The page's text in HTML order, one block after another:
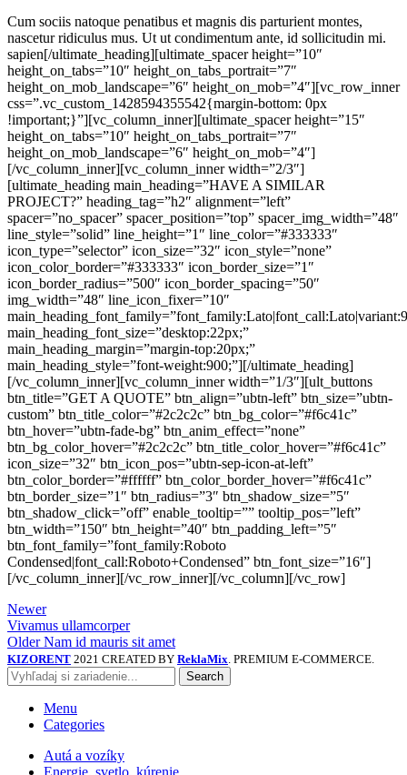
Cum sociis natoque penatibus et magnis dis parturient montes,
nascetur ridiculus mus. Ut ut condimentum ante, id sollicitudin mi.
sapien[/ultimate_heading][ultimate_spacer height=”10″
height_on_tabs=”10″ height_on_tabs_portrait=”7″
height_on_mob_landscape=”6″ height_on_mob=”4″][vc_row_inner
css=”.vc_custom_1428594355542{margin-bottom: 0px
!important;}”][vc_column_inner][ultimate_spacer height=”15″
height_on_tabs=”10″ height_on_tabs_portrait=”7″
height_on_mob_landscape=”6″ height_on_mob=”4″]
[/vc_column_inner][vc_column_inner width=”2/3″]
[ultimate_heading main_heading=”HAVE A SIMILAR
PROJECT?” heading_tag=”h2″ alignment=”left”
spacer=”no_spacer” spacer_position=”top” spacer_img_width=”48″
line_style=”solid” line_height=”1″ line_color=”#333333″
icon_type=”selector” icon_size=”32″ icon_style=”none”
icon_color_border=”#333333″ icon_border_size=”1″
icon_border_radius=”500″ icon_border_spacing=”50″
img_width=”48″ line_icon_fixer=”10″
main_heading_font_size=”desktop:22px;”
main_heading_margin=”margin-top:20px;”
main_heading_style=”font-weight:900;”][/ultimate_heading]
[/vc_column_inner][vc_column_inner width=”1/3″][ult_buttons
btn_title=”GET A QUOTE” btn_align=”ubtn-left” btn_size=”ubtn-
custom” btn_title_color=”#2c2c2c” btn_bg_color=”#f6c41c”
btn_hover=”ubtn-fade-bg” btn_anim_effect=”none”
btn_bg_color_hover=”#2c2c2c” btn_title_color_hover=”#f6c41c”
icon_size=”32″ btn_icon_pos=”ubtn-sep-icon-at-left”
btn_color_border=”#ffffff” btn_color_border_hover=”#f6c41c”
btn_border_size=”1″ btn_radius=”3″ btn_shadow_size=”5″
btn_shadow_click=”off” enable_tooltip=”” tooltip_pos=”left”
btn_width=”150″ btn_height=”40″ btn_padding_left=”5″
btn_font_family=”font_family:Roboto
Condensed|font_call:Roboto+Condensed” btn_font_size=”16″]
[/vc_column_inner][/vc_row_inner][/vc_column][/vc_row]
Newer
Vivamus ullamcorper
Older Nam id mauris sit amet
KIZORENT 2021 CREATED BY ReklaMix. PREMIUM E-COMMERCE.
Search
Menu
Categories
Autá a vozíky